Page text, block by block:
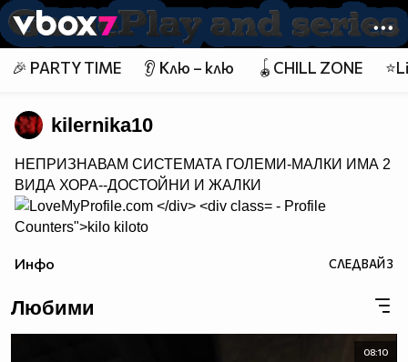
Member of
👾
🎉 PARTY TIME 👂 Клю – клю 🪀CHILL ZONE
kilernika10
НЕПРИЗНАВАМ СИСТЕМАТА ГОЛЕМИ-МАЛКИ ИМА 2
ВИДА ХОРА--ДОСТОЙНИ И ЖАЛКИ
- Profile
Counters">kilo kiloto
Инфо СЛЕДВАЙ3
Любими
08:10